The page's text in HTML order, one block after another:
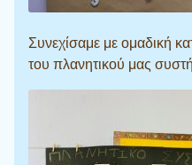
Συνεχίσαμε με ομαδική
του πλανητικού μας